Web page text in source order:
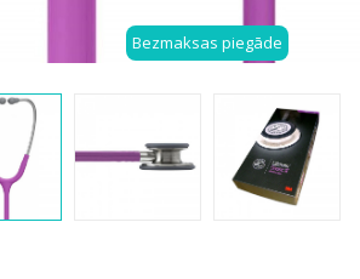
Bezmaksas piegāde